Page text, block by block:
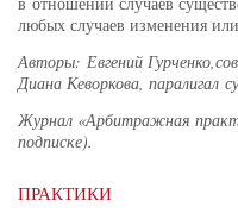
любых случаев изменения
Авторы: Евгений
Диана Кеворкова,
Журнал «Арбитражная
подписке).
ПРАКТИКИ